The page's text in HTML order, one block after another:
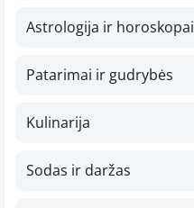
Astrologija ir horoskopai
Patarimai ir gudrybės
Kulinarija
Sodas ir daržas